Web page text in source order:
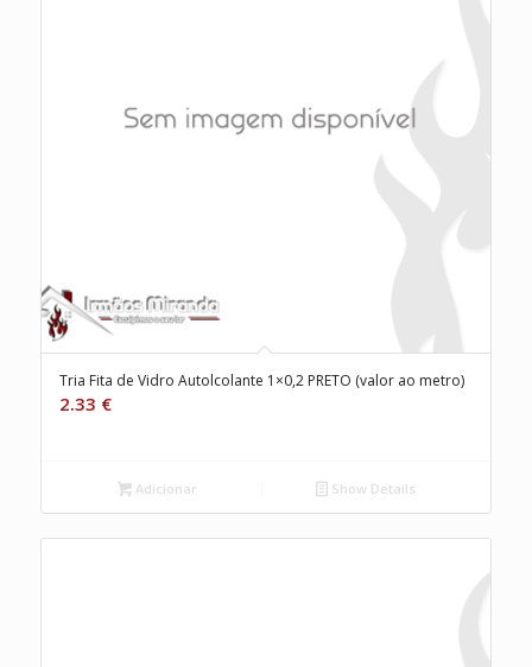
Tria Fita de Vidro Autolcolante 1×0,2 PRETO (valor ao metro)
2.33 €
Adicionar Show Details